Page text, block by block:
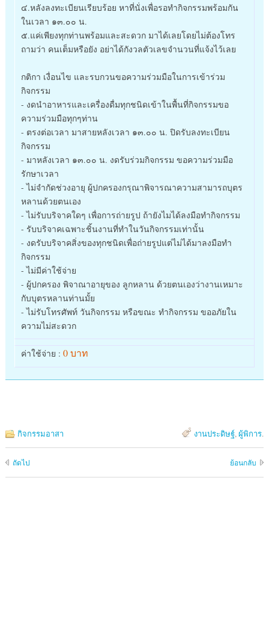
๔.หลังลงทะเบียนเรียบร้อย หาที่นั่งเพื่อรอทำกิจกรรมพร้อมกัน
ในเวลา ๑๓.๐๐ น.
๕.แค่เพียงทุกท่านพร้อมและสะดวก มาได้เลยโดยไม่ต้องโทร
ถามว่า คนเต็มหรือยัง อย่าได้กังวลตัวเลขจำนวนที่แจ้งไว้เลย
กติกา เงื่อนไข และรบกวนขอความร่วมมือในการเข้าร่วม
กิจกรรม
- งดนำอาหารและเครื่องดื่มทุกชนิดเข้าในพื้นที่กิจกรรมขอ
ความร่วมมือทุกๆท่าน
- ตรงต่อเวลา มาสายหลังเวลา ๑๓.๐๐ น. ปิดรับลงทะเบียน
กิจกรรม
- มาหลังเวลา ๑๓.๐๐ น. งดรับร่วมกิจกรรม ขอความร่วมมือ
รักษาเวลา
- ไม่จำกัดช่วงอายุ ผู้ปกครองกรุณาพิจารณาความสามารถบุตร
หลานด้วยตนเอง
- ไม่รับบริจาคใดๆ เพื่อการถ่ายรูป ถ้ายังไมได้ลงมือทำกิจกรรม
- รับบริจาคเฉพาะชิ้นงานที่ทำในวันกิจกรรมเท่านั้น
- งดรับบริจาคสิ่งของทุกชนิดเพื่อถ่ายรูปแต่ไม่ได้มาลงมือทำ
กิจกรรม
- ไม่มีค่าใช้จ่าย
- ผู้ปกครอง พิจาณาอายุของ ลูกหลาน ด้วยตนเองว่างานเหมาะ
กับบุตรหลานท่านมั้ย
- ไม่รับโทรศัพท์ วันกิจกรรม หรือขณะ ทำกิจกรรม ขออภัยใน
ความไม่สะดวก
ค่าใช้จ่าย : 0 บาท
กิจกรรมอาสา งานประดิษฐ์,ผู้พิการ.
ถัดไป ย้อนกลับ